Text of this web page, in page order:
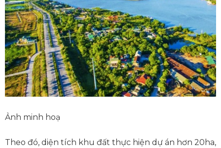
Ảnh minh hoạ
Theo đó, diện tích khu đất thực hiện dự án hơn 20ha,